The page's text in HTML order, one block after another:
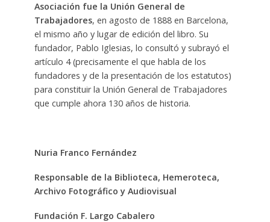
Asociación fue la Unión General de
Trabajadores, en agosto de 1888 en Barcelona,
el mismo año y lugar de edición del libro. Su
fundador, Pablo Iglesias, lo consultó y subrayó el
artículo 4 (precisamente el que habla de los
fundadores y de la presentación de los estatutos)
para constituir la Unión General de Trabajadores
que cumple ahora 130 años de historia.
Nuria Franco Fernández
Responsable de la Biblioteca, Hemeroteca,
Archivo Fotográfico y Audiovisual
Fundación F. Largo Cabalero